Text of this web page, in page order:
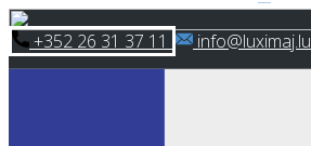
Skip
to
content
​+352 26 31 37 11 ​info@luximaj.lu